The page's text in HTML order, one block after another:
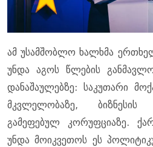
ამ უსამშობლო ხალხმა
უნდა აგოს წლების
დანაშაულებზე: საკუთარი
მკვლელობაზე, ბიზნესის
გამეფებულ კორუფციაზე.
უნდა მოიკვეთოს ეს